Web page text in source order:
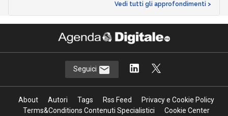
Vedi tutti gli approfondimenti >
Seguici
About Autori Tags Rss Feed
Privacy e Cookie Policy
Terms&Conditions Contenuti Specialistici
Cookie Center